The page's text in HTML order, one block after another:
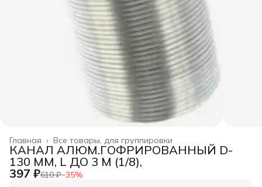
Все товары, для группировки
Главная ›
КАНАЛ АЛЮМ.ГОФРИРОВАННЫЙ D-
130 ММ, L ДО 3 М (1/8),
397 ₽610 ₽−35%